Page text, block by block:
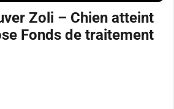
Zoli – Chien atteint
Fonds de traitement